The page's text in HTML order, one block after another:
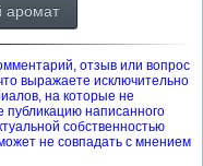
аромат
отзыв или вопрос
выражаете исключительно
на которые не
публикацию написанного
собственностью
не совпадать с мнением